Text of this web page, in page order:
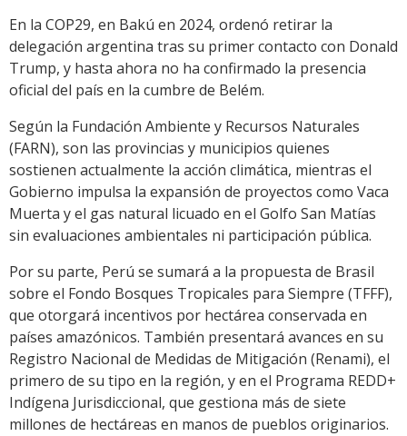
En la COP29, en Bakú en 2024, ordenó retirar la
delegación argentina tras su primer contacto con Donald
Trump, y hasta ahora no ha confirmado la presencia
oficial del país en la cumbre de Belém.
Según la Fundación Ambiente y Recursos Naturales
(FARN), son las provincias y municipios quienes
sostienen actualmente la acción climática, mientras el
Gobierno impulsa la expansión de proyectos como Vaca
Muerta y el gas natural licuado en el Golfo San Matías
sin evaluaciones ambientales ni participación pública.
Por su parte, Perú se sumará a la propuesta de Brasil
sobre el Fondo Bosques Tropicales para Siempre (TFFF),
que otorgará incentivos por hectárea conservada en
países amazónicos. También presentará avances en su
Registro Nacional de Medidas de Mitigación (Renami), el
primero de su tipo en la región, y en el Programa REDD+
Indígena Jurisdiccional, que gestiona más de siete
millones de hectáreas en manos de pueblos originarios.